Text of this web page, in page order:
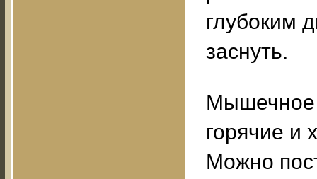
глубоким
заснуть.
Мышечное
горячие и
Можно